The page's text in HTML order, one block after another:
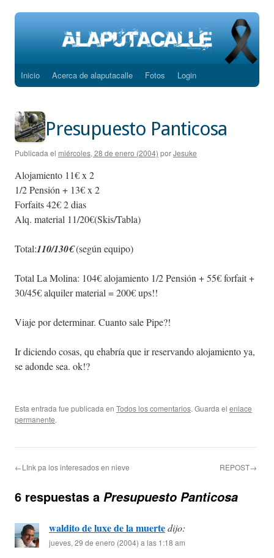
Saltar
contenido
Inicio Acerca de alaputacalle Fotos Login
Presupuesto Panticosa
Publicada el miércoles, 28 de enero (2004) porJesuke
Alojamiento 11€ x 2
1/2 Pensión + 13€ x 2
Forfaits 42€ 2 dias
Alq. material 11/20€(Skis/Tabla)
Total:110/130€(según equipo)
Total La Molina: 104€ alojamiento 1/2 Pensión + 55€ forfait +
30/45€ alquiler material = 200€ ups!!
Viaje por determinar. Cuanto sale Pipe?!
Ir diciendo cosas, qu ehabría que ir reservando alojamiento ya,
se adonde sea. ok!?
Esta entrada fue publicada en Todos los comentarios. Guarda el enlace
permanente.
←LInk pa los interesados en nieve REPOST→
6 respuestas a Presupuesto Panticosa
waldito de luxe de la muertedijo:
jueves, 29 de enero (2004) a las 1:18 am